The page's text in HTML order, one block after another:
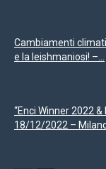
Cambiamenti
e la leishmaniosi! –...
“Enci Winner 2022
18/12/2022 –